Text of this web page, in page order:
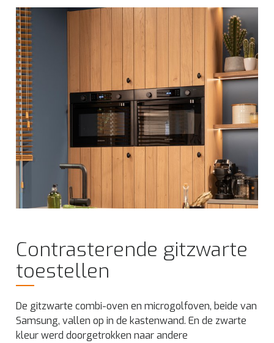
Contrasterende gitzwarte
toestellen
De gitzwarte combi-oven en microgolfoven, beide van
Samsung, vallen op in de kastenwand. En de zwarte
kleur werd doorgetrokken naar andere